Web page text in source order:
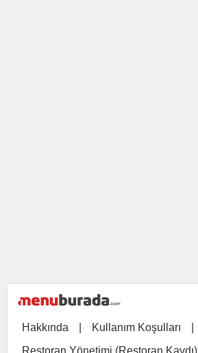
Hakkında Kullanım Koşulları
Restoran Yönetimi (Restoran Kaydı)